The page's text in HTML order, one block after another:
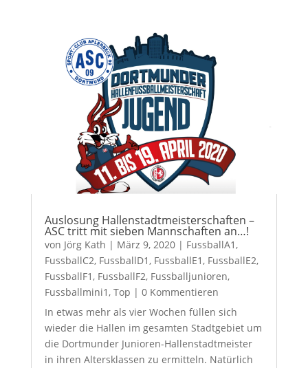
Auslosung Hallenstadtmeisterschaften –
ASC tritt mit sieben Mannschaften an…!
von Jörg Kath | März 9, 2020| FussballA1,
FussballC2, FussballD1, FussballE1, FussballE2,
FussballF1, FussballF2, Fussballjunioren,
Fussballmini1, Top | 0 Kommentieren
In etwas mehr als vier Wochen füllen sich
wieder die Hallen im gesamten Stadtgebiet um
die Dortmunder Junioren-Hallenstadtmeister
in ihren Altersklassen zu ermitteln. Natürlich